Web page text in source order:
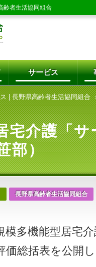
齢者生活協同組合
サービス
|長野県高齢者生活協同組合
宅介護「
部）
長野県高齢者生活協同組合
多機能型居宅
価総括表を公開